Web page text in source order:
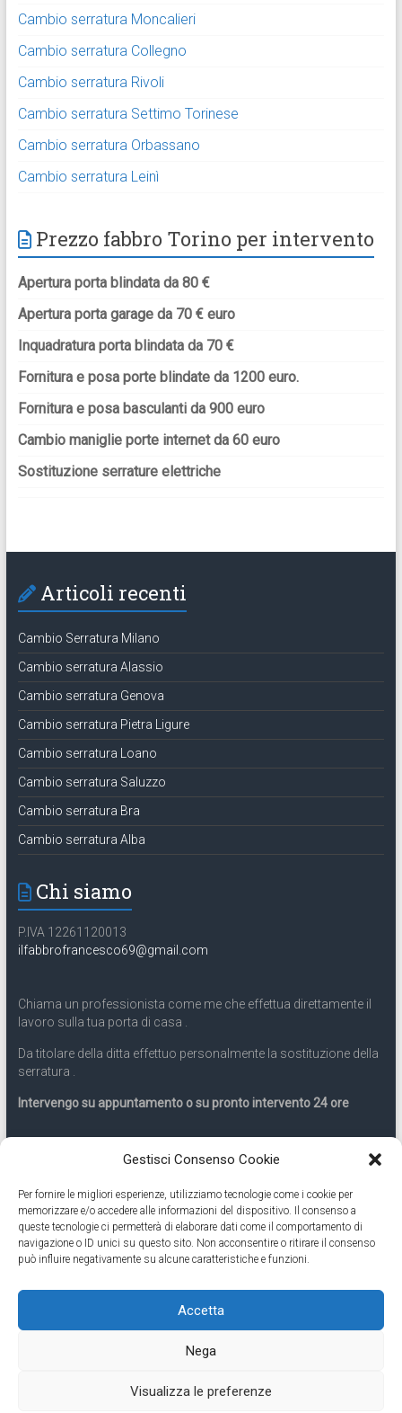
Gestisci Consenso Cookie
Per fornire le migliori esperienze, utilizziamo tecnologie come i cookie per
memorizzare e/o accedere alle informazioni del dispositivo. Il consenso a
queste tecnologie ci permetterà di elaborare dati come il comportamento di
navigazione o ID unici su questo sito. Non acconsentire o ritirare il consenso
può influire negativamente su alcune caratteristiche e funzioni.
Accetta
Nega
Visualizza le preferenze
Cambio serratura Moncalieri
Cambio serratura Collegno
Cambio serratura Rivoli
Cambio serratura Settimo Torinese
Cambio serratura Orbassano
Cambio serratura Leinì
Prezzo fabbro Torino per intervento
Apertura porta blindata da 80 €
Apertura porta garage da 70 € euro
Inquadratura porta blindata da 70 €
Fornitura e posa porte blindate da 1200 euro.
Fornitura e posa basculanti da 900 euro
Cambio maniglie porte internet da 60 euro
Sostituzione serrature elettriche
Articoli recenti
Cambio Serratura Milano
Cambio serratura Alassio
Cambio serratura Genova
Cambio serratura Pietra Ligure
Cambio serratura Loano
Cambio serratura Saluzzo
Cambio serratura Bra
Cambio serratura Alba
Chi siamo
P.IVA 12261120013
ilfabbrofrancesco69@gmail.com
Chiama un professionista come me che effettua direttamente il
lavoro sulla tua porta di casa .
Da titolare della ditta effettuo personalmente la sostituzione della
serratura .
Intervengo su appuntamento o su pronto intervento 24 ore
Servizio 24 ore
Cell331.9899963
Eseguiamo anche lavori di apertura porte pronto intervento 24
ore
by ThemeGrill. Powered by
Contatti Cambio Serratura Torino – Sostituzione serrature 24h
Torino